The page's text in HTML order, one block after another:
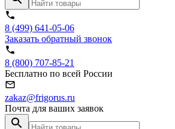
8 (499) 641-05-06
Заказать обратный звонок
8 (800) 707-85-21
Бесплатно по всей России
zakaz@frigorus.ru
Почта для ваших заявок